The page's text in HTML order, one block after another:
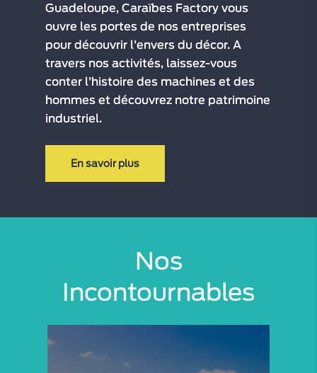
Guadeloupe, Caraïbes Factory vous
ouvre les portes de nos entreprises
pour découvrir l’envers du décor. A
travers nos activités, laissez-vous
conter l’histoire des machines et des
hommes et découvrez notre patrimoine
industriel.
En savoir plus
Nos
Incontournables